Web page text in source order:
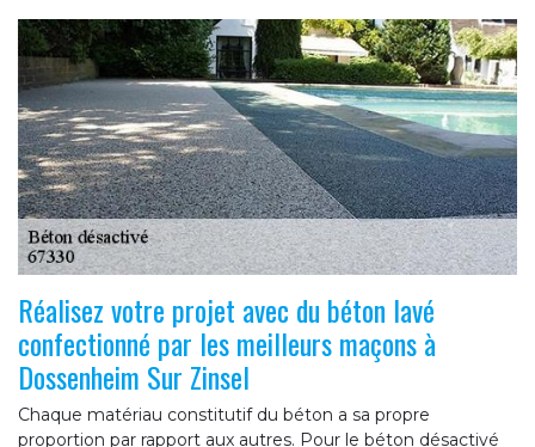
Réalisez votre projet avec du béton lavé
confectionné par les meilleurs maçons à
Dossenheim Sur Zinsel
Chaque matériau constitutif du béton a sa propre
proportion par rapport aux autres. Pour le béton désactivé